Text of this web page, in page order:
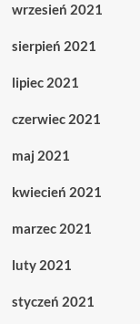
wrzesień 2021
sierpień 2021
lipiec 2021
czerwiec 2021
maj 2021
kwiecień 2021
marzec 2021
luty 2021
styczeń 2021